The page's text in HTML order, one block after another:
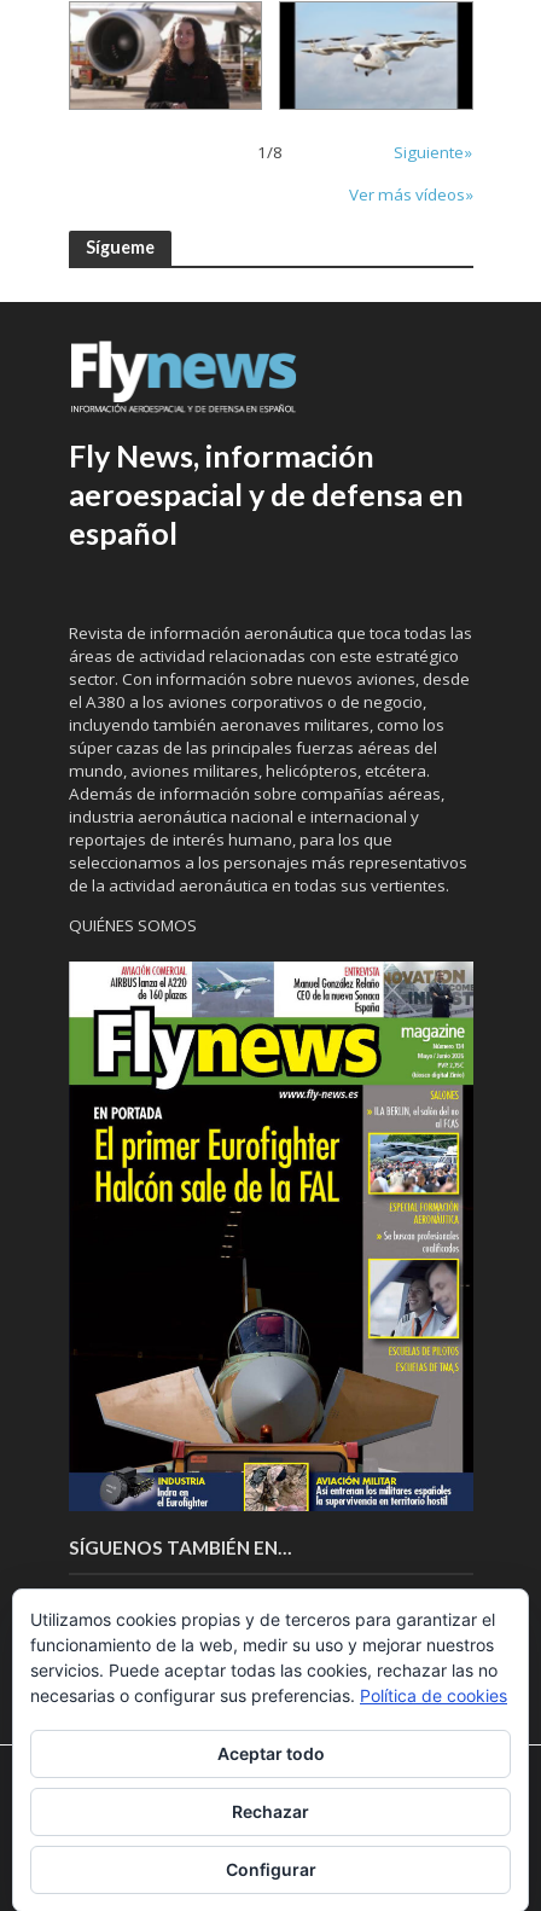
1/8
Siguiente»
Ver más vídeos»
Sígueme
Fly News, información
aeroespacial y de defensa en
español
Revista de información aeronáutica que toca todas las
áreas de actividad relacionadas con este estratégico
sector. Con información sobre nuevos aviones, desde
el A380 a los aviones corporativos o de negocio,
incluyendo también aeronaves militares, como los
súper cazas de las principales fuerzas aéreas del
mundo, aviones militares, helicópteros, etcétera.
Además de información sobre compañías aéreas,
industria aeronáutica nacional e internacional y
reportajes de interés humano, para los que
seleccionamos a los personajes más representativos
de la actividad aeronáutica en todas sus vertientes.
QUIÉNES SOMOS
SÍGUENOS TAMBIÉN EN…
Copyright © 2018.Fly News.Noticias aerospacial
UAS aviación comercial
Utilizamos cookies para ofrecerte la mejor experiencia en
nuestra web.
Puedes aprender más sobre qué cookies utilizamos o
desactivarlas en losajustes.
Utilizamos cookies propias y de terceros para garantizar el
funcionamiento de la web, medir su uso y mejorar nuestros
servicios. Puede aceptar todas las cookies, rechazar las no
necesarias o configurar sus preferencias. Política de cookies
Aceptar todo
Rechazar
Configurar